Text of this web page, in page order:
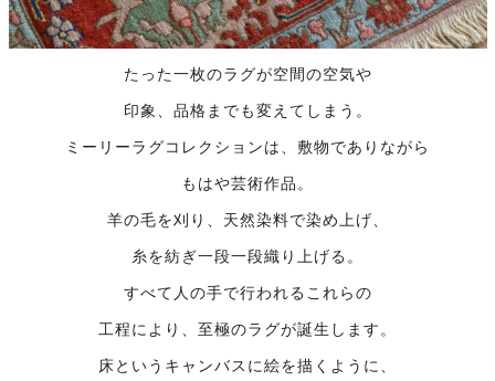
たった一枚のラグが空間の空気や
印象、品格までも変えてしまう。
ミーリーラグコレクションは、敷物でありながら
もはや芸術作品。
羊の毛を刈り、天然染料で染め上げ、
糸を紡ぎ一段一段織り上げる。
すべて人の手で行われるこれらの
工程により、至極のラグが誕生します。
床というキャンバスに絵を描くように、